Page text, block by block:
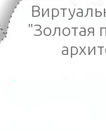
"Золотая